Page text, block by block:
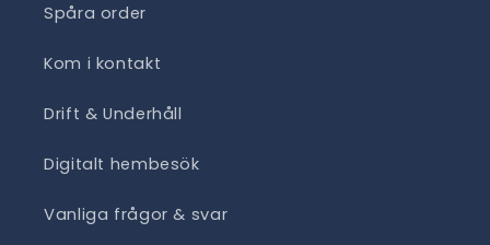
Spåra order
Kom i kontakt
Drift & Underhåll
Digitalt hembesök
Vanliga frågor & svar